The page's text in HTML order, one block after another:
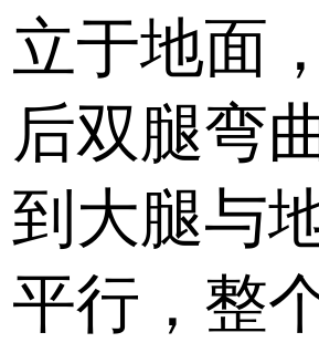
立于地面
后双腿弯
到大腿与
平行，整